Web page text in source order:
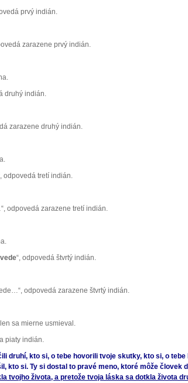
prvý indián.
zarazene prvý indián.
druhý indián.
zarazene druhý indián.
odpovedá tretí indián.
odpovedá zarazene tretí indián.
“, odpovedá štvrtý indián.
odpovedá zarazene štvrtý indián.
sa mierne usmieval.
piaty indián.
druhí, kto si, o tebe hovorili tvoje skutky, kto si, o
kto si. Ty si dostal to pravé meno, ktoré môže človek
tvojho života, a pretože tvoja láska sa dotkla života